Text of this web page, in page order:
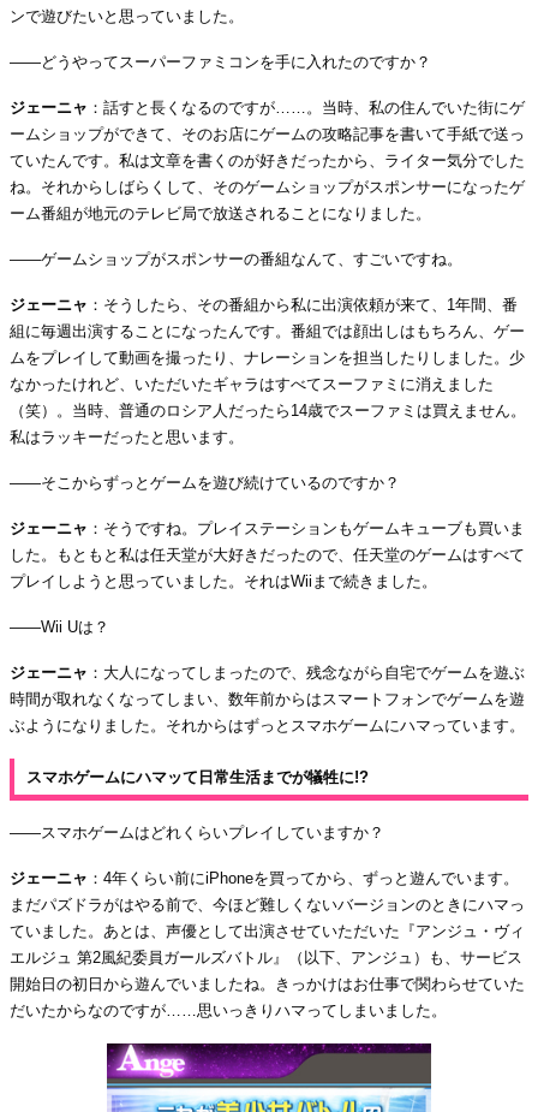
ンで遊びたいと思っていました。
――どうやってスーパーファミコンを手に入れたのですか？
ジェーニャ ：話すと長くなるのですが……。当時、私の住んでいた街にゲ
ームショップができて、そのお店にゲームの攻略記事を書いて手紙で送っ
ていたんです。私は文章を書くのが好きだったから、ライター気分でした
ね。それからしばらくして、そのゲームショップがスポンサーになったゲ
ーム番組が地元のテレビ局で放送されることになりました。
――ゲームショップがスポンサーの番組なんて、すごいですね。
ジェーニャ ：そうしたら、その番組から私に出演依頼が来て、1年間、番
組に毎週出演することになったんです。番組では顔出しはもちろん、ゲー
ムをプレイして動画を撮ったり、ナレーションを担当したりしました。少
なかったけれど、いただいたギャラはすべてスーファミに消えました
（笑）。当時、普通のロシア人だったら14歳でスーファミは買えません。
私はラッキーだったと思います。
――そこからずっとゲームを遊び続けているのですか？
ジェーニャ ：そうですね。プレイステーションもゲームキューブも買いま
した。もともと私は任天堂が大好きだったので、任天堂のゲームはすべて
プレイしようと思っていました。それはWiiまで続きました。
――Wii Uは？
ジェーニャ ：大人になってしまったので、残念ながら自宅でゲームを遊ぶ
時間が取れなくなってしまい、数年前からはスマートフォンでゲームを遊
ぶようになりました。それからはずっとスマホゲームにハマっています。
スマホゲームにハマッて日常生活までが犠牲に!?
――スマホゲームはどれくらいプレイしていますか？
ジェーニャ ：4年くらい前にiPhoneを買ってから、ずっと遊んでいます。
まだパズドラがはやる前で、今ほど難しくないバージョンのときにハマっ
ていました。あとは、声優として出演させていただいた『アンジュ・ヴィ
エルジュ 第2風紀委員ガールズバトル』（以下、アンジュ）も、サービス
開始日の初日から遊んでいましたね。きっかけはお仕事で関わらせていた
だいたからなのですが……思いっきりハマってしまいました。